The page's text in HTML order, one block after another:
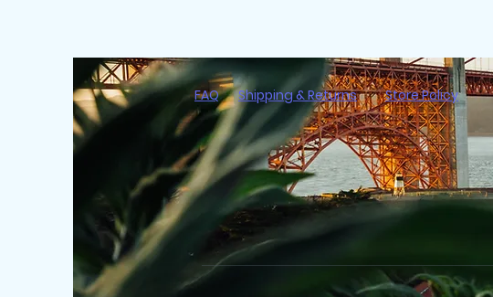
FAQ Shipping & Returns Store Policy